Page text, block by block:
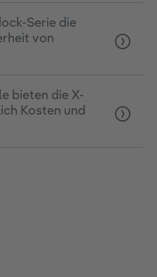
Serie die
von
bieten die X-
Kosten und